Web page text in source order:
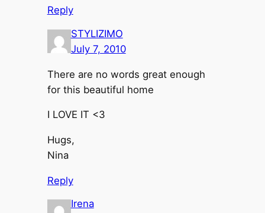
Reply
STYLIZIMO
July 7, 2010
There are no words great enough
for this beautiful home
I LOVE IT <3
Hugs,
Nina
Reply
Irena